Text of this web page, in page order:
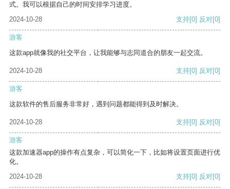
式。我可以根据自己的时间安排学习进度。
2024-10-28
支持[0] 反对[0]
游客
这款app就像我的社交平台，让我能够与志同道合的朋友一起交流。
2024-10-28 支持[0] 反对[0]
游客
这款软件的售后服务非常好，遇到问题都能得到及时解决。
2024-10-28 支持[0] 反对[0]
游客
这款加速器app的操作有点复杂，可以简化一下，比如将设置页面进行优
化。
2024-10-28
支持[0] 反对[0]